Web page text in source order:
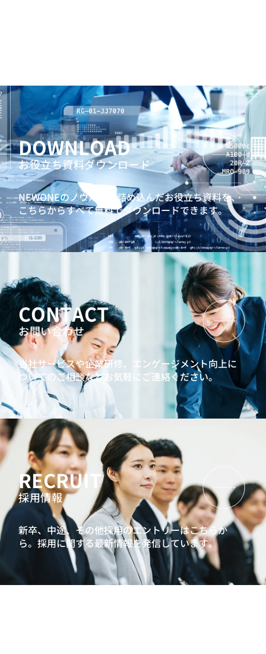
DOWNLOAD
お役立ち資料ダウンロード
NEWONEのノウハウを詰め込んだお役立ち資料を、
こちらからすべて無料でダウンロードできます。
CONTACT
お問い合わせ
当社サービスや企業研修、エンゲージメント向上に
ついてのご相談などお気軽にご連絡ください。
RECRUIT
採用情報
新卒、中途、その他採用のエントリーはこちらか
ら。採用に関する最新情報を発信しています。